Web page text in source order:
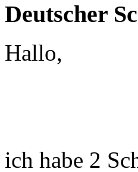
Deutscher
Hallo,
ich habe 2